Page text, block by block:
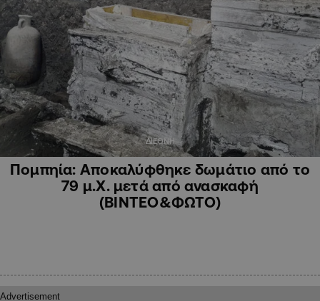
ΔΙΕΘΝΗ
Πομπηία: Αποκαλύφθηκε δωμάτιο από το
79 μ.Χ. μετά από ανασκαφή
(ΒΙΝΤΕΟ&ΦΩΤΟ)